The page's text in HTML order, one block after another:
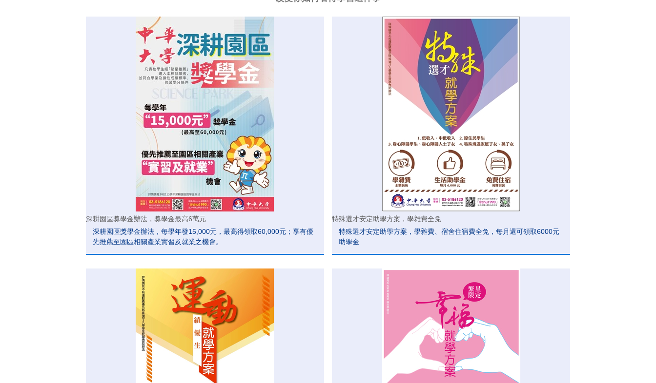
深耕園區獎學金辦法，獎學金最高6萬元
深耕園區獎學金辦法，每學年發15,000元，最高得領取60,000元；享有優
先推薦至園區相關產業實習及就業之機會。
特殊選才安定助學方案，學雜費全免
特殊選才安定助學方案，學雜費、宿舍住宿費全免，每月還可領取6000元
助學金